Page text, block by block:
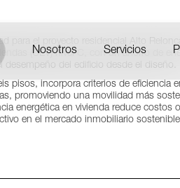
Nosotros Servicios
para el proyecto residencial Alto
(CEV) nivel C, con un ahorro de
desempeño del edificio desde el diseño.
pisos, incorpora criterios de eficiencia
promoviendo una movilidad más
energética en vivienda reduce costos
en el mercado inmobiliario